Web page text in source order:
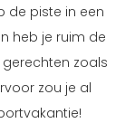
de piste in een
heb je ruim de
gerechten zoals
zou je al